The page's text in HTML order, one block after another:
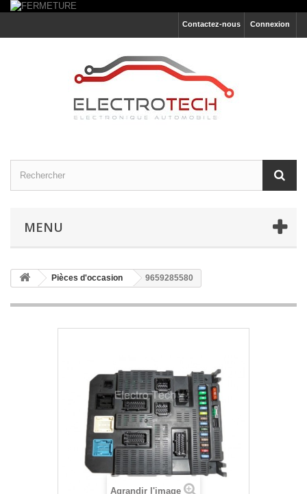
Connexion
Contactez-nous
MENU
Pièces d'occasion 9659285580
Agrandir l'image